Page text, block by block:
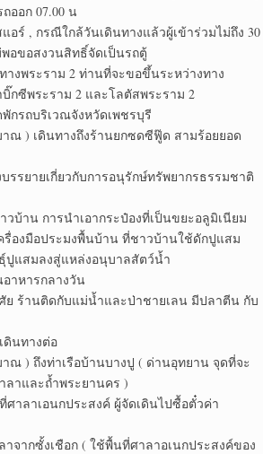
ออก 07.00 น
อร์ , กรณีใกล้วันเดินทางแล้วผู้เข้าร่วมไม่ถึง 30
อขอสงวนสิทธิ์จัดเป็นรถตู้
างพระราม 2 ท่านที่จะขอขึ้นระหว่างทาง
กซีพระราม 2 และโลตัสพระราม 2
กรถบริเวณจังหวัดเพชรบุรี
าณ ) เดินทางถึงร้านยกซดซีฟู๊ด สามร้อยยอด
รรยายเกี่ยวกับการอนุรักษ์ทรัพยากรธรรมชาติ
บ้าน การนำเอากระป๋องที่เป็นขยะอลูมิเนียม
รื่องมือประมงพื้นบ้าน ที่ชาวบ้านใช้ดักปูแสม
ปูแสมลงสู่แหล่งอนุบาลสัตว์น้ำ
อาหารกลางวัน
ย ร้านติดกับแม่น้ำและป่าชายเลน มีปลาตีน กับ
ดินทางต่อ
าณ ) ถึงท่าเรือบ้านบางปู ( ด่านอุทยาน จุดที่จะ
าและถ้ำพระยานคร )
ศาลาเอนกประสงค์ ผู้จัดเดินไปซื้อตั๋วค่า
จากซั้งเชือก ( ใช้พื้นที่ศาลาอเนกประสงค์ของ